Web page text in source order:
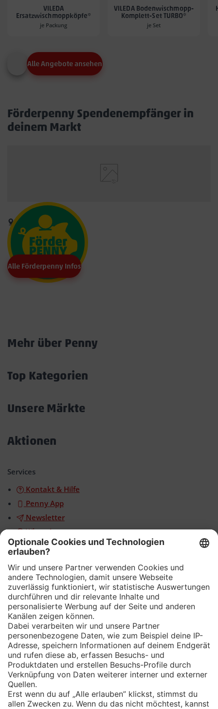
VILEDA
Ersatzwischmoppköpfe*
je Packung
VILEDA Bodenwischmopp-
Komplett-Set TURBO*
je Set
Alle Angebote ansehen
Förderpenny Spendenempfänger in
deinem Markt
Alle Förderpenny Infos
Mehr über Penny
Top Kategorien
Unsere Märkte
Aktionen
Services
Kontakt & Hilfe
Penny App
Newsletter
WhatsApp
App